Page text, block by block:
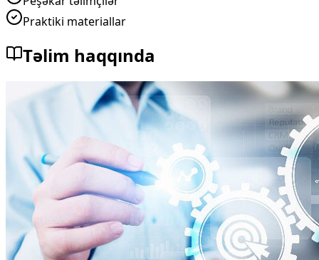
Praktiki materiallar
Təlim haqqında